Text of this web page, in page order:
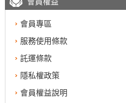
會員專區
服務使用條款
託運條款
隱私權政策
會員權益說明